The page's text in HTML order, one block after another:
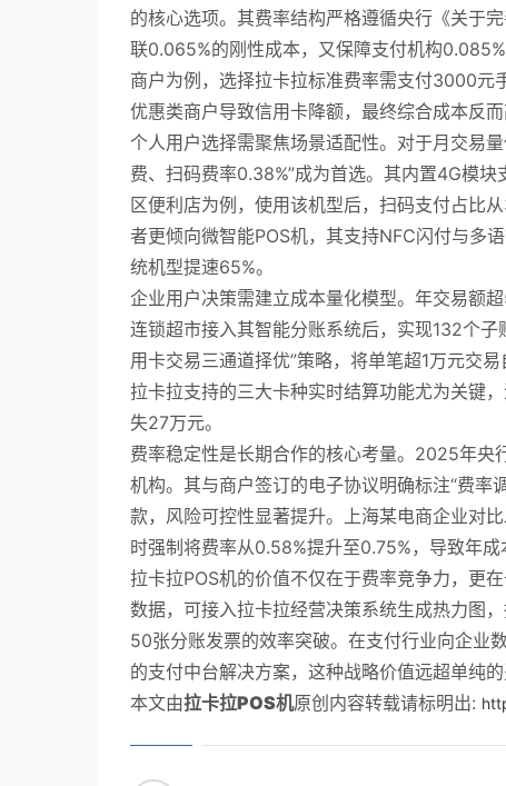
的核心选项。其费率结构严格遵循央行《关于
联0.065%的刚性成本，又保障支付机构
商户为例，选择拉卡拉标准费率需支付3000元
优惠类商户导致信用卡降额，最终综合成本反而
个人用户选择需聚焦场景适配性。对于月交易
费、扫码费率0.38%”成为首选。其内置4G模
区便利店为例，使用该机型后，扫码支付占比
者更倾向微智能POS机，其支持NFC闪付与多
统机型提速65%。
企业用户决策需建立成本量化模型。年交易额
连锁超市接入其智能分账系统后，实现132个
用卡交易三通道择优”策略，将单笔超1万元交
拉卡拉支持的三大卡种实时结算功能尤为关键
失27万元。
费率稳定性是长期合作的核心考量。2025年央
机构。其与商户签订的电子协议明确标注“费率
款，风险可控性显著提升。上海某电商企业对
时强制将费率从0.58%提升至0.75%，导致年成
拉卡拉POS机的价值不仅在于费率竞争力，更
数据，可接入拉卡拉经营决策系统生成热力图
50张分账发票的效率突破。在支付行业向企业
的支付中台解决方案，这种战略价值远超单纯的
本文由拉卡拉POS机原创内容转载请标明出: